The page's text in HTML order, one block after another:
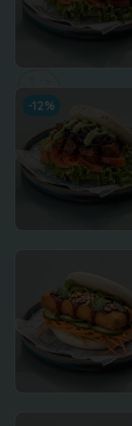
-12%